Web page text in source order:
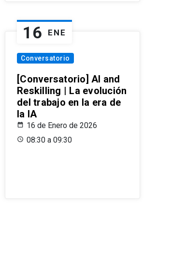
16 ENE
Conversatorio
[Conversatorio] AI and
Reskilling | La evolución
del trabajo en la era de
la IA
16 de Enero de 2026
08:30 a 09:30